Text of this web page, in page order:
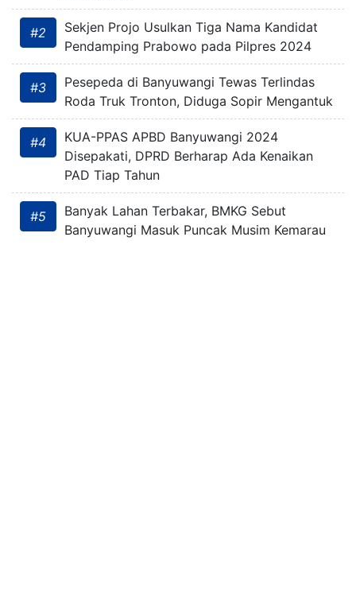
#2
Sekjen Projo Usulkan Tiga Nama Kandidat
Pendamping Prabowo pada Pilpres 2024
#3
Pesepeda di Banyuwangi Tewas Terlindas
Roda Truk Tronton, Diduga Sopir Mengantuk
#4
KUA-PPAS APBD Banyuwangi 2024
Disepakati, DPRD Berharap Ada Kenaikan
PAD Tiap Tahun
#5
Banyak Lahan Terbakar, BMKG Sebut
Banyuwangi Masuk Puncak Musim Kemarau